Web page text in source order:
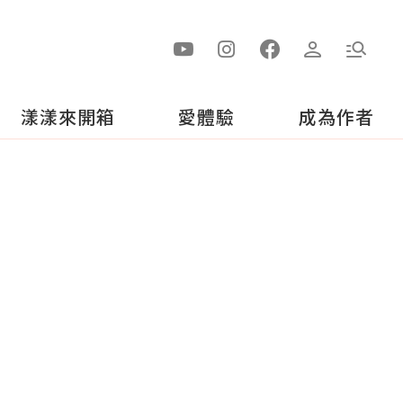
漾漾來開箱 愛體驗 成為作者